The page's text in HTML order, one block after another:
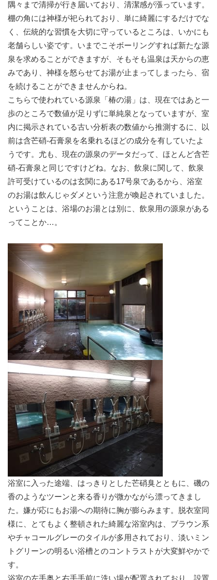
隅々まで清掃が行き届いており、清潔感が漲っています。
棚の角には神様が祀られており、単に綺麗にするだけでな
く、伝統的な習慣を大切に守っているところは、いかにも
老舗らしい姿です。いまでこそボーリングすれば新たな源
泉を求めることができますが、そもそも温泉は天からの恵
みであり、神様を怒らせてお湯が止まってしまったら、宿
を続けることができませんからね。
こちらで使われている源泉「椿の湯」は、現在ではあと一
歩のところで数値が足りずに単純泉となっていますが、室
内に掲示されている古い分析表の数値から推測するに、以
前は含芒硝-石膏泉を名乗れるほどの成分を有していたよ
うです。尤も、現在の源泉のデータだって、ほとんど含芒
硝-石膏泉と同じですけどね。なお、飲泉に関して、飲泉
許可受けているのは玄関にある17号泉であるから、浴室
のお湯は飲んじゃダメという注意が喚起されていました。
ということは、浴場のお湯とは別に、飲泉用の源泉がある
ってことか…。
浴室に入った途端、はっきりとした芒硝臭とともに、磯の
香のようなツーンと来る香りが微かながら漂ってきまし
た。嫌が応にもお湯への期待に胸が膨らみます。脱衣室同
様に、とてもよく整頓された綺麗な浴室内は、ブラウン系
やチャコールグレーのタイルが多用されており、淡いミン
トグリーンの明るい浴槽とのコントラストが大変鮮やかで
す。
浴室の左手奥と右手手前に洗い場が配置されており、設置